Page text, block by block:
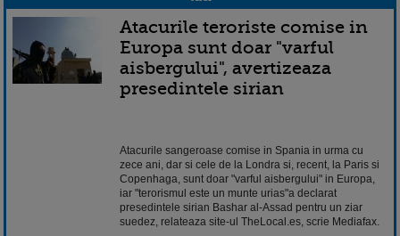
Atacurile teroriste comise in
Europa sunt doar "varful
aisbergului", avertizeaza
presedintele sirian
Atacurile sangeroase comise in Spania in urma cu
zece ani, dar si cele de la Londra si, recent, la Paris si
Copenhaga, sunt doar "varful aisbergului" in Europa,
iar "terorismul este un munte urias"a declarat
presedintele sirian Bashar al-Assad pentru un ziar
suedez, relateaza site-ul TheLocal.es, scrie Mediafax.